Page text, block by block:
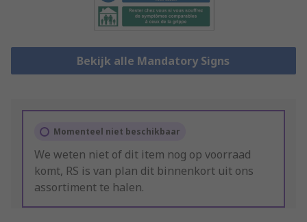
Bekijk alle Mandatory Signs
Momenteel niet beschikbaar
We weten niet of dit item nog op voorraad
komt, RS is van plan dit binnenkort uit ons
assortiment te halen.